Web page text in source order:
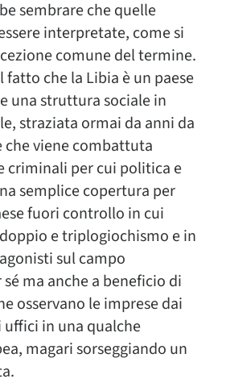
sembrare che quelle
interpretate, come si
comune del termine.
fatto che la Libia è un paese
una struttura sociale in
straziata ormai da anni da
che viene combattuta
criminali per cui politica e
semplice copertura per
fuori controllo in cui
e triplogiochismo e in
sul campo
ma anche a beneficio di
osservano le imprese dai
in una qualche
magari sorseggiando un